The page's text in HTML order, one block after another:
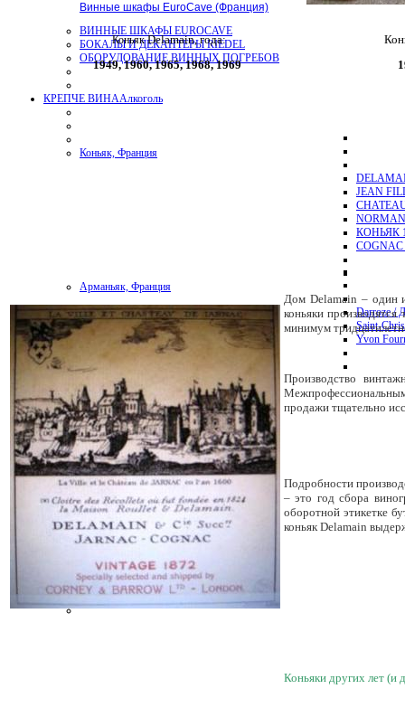
Винные шкафы EuroCave (Франция)
ВИННЫЕ ШКАФЫ EUROCAVE
БОКАЛЫ И ДЕКАНТЕРЫ RIEDEL
ОБОРУДОВАНИЕ ВИННЫХ ПОГРЕБОВ
КРЕПЧЕ ВИНААлкоголь
Коньяк, Франция
JEAN
КОНЬЯК
Арманьяк, Франция
Darroze /
Saint-
Yvon
Портвейн, Португалия
Кальвадос, Франция
Виски, Шотландия
Пино де Шарант, Франция
P.S.Инфо
Доставка подарков
Услуги и цены
Кино… Вино…
Покупка винодельни в Италии
Шоколад Delafee
ВИНО 3 ЛИТРА И 1,5 ЛИТРА
КоньякDelamain, года:
1949,1960, 1965, 1968, 1969
Дом Delamain – один
коньяки
минимум
Производство
продажи тщательно
Подробности
– это год сбора
оборотной этикетке
коньяк Delamain
Коньяки других лет (и